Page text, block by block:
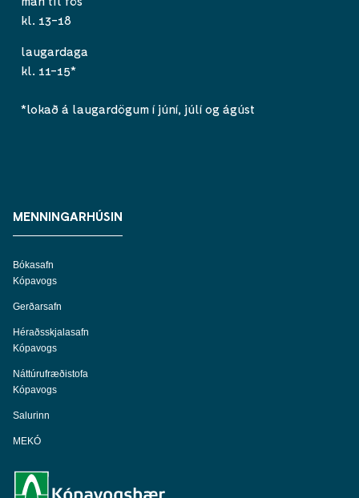
kl. 13-18
laugardaga
kl. 11-15*
*lokað á laugardögum í júní, júlí og ágúst
MENNINGARHÚSIN
Bókasafn
Kópavogs
Gerðarsafn
Héraðsskjalasafn
Kópavogs
Náttúrufræðistofa
Kópavogs
Salurinn
MEKÓ